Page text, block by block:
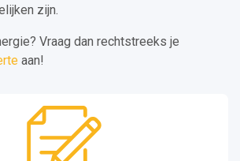
zijn.
Vraag dan rechtstreeks je
aan!